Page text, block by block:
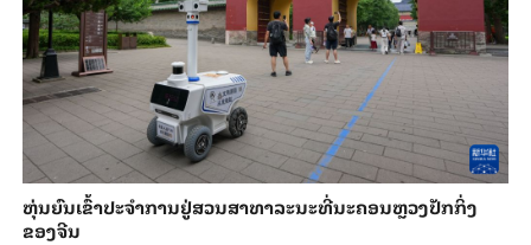
​ຫຸ່ນ​ຍົນ​ເຂົ້າ​ປະ​ຈຳ​ການ​ຢູ່​ສວນ​ສາ​ທາ​ລະ​ນະ​ທີ່​ນະ​ຄອນຫຼວງ​ປັກ​ກິ່ງ​
ຂອງ​ຈີນ